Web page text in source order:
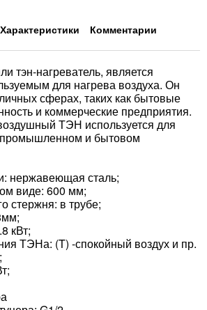
Характеристики Комментарии
тэн-нагреватель, является
для нагрева воздуха. Он
сферах, таких как бытовые
и коммерческие предприятия.
ТЭН используется для
промышленном и бытовом
нержавеющая сталь;
виде: 600 мм;
стержня: в трубе;
кВт;
ТЭНа: (T) -спокойный воздух и пр.